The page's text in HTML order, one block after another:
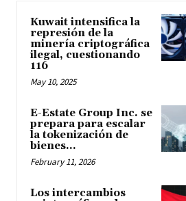
Kuwait intensifica la
represión de la
minería criptográfica
ilegal, cuestionando
116
May 10, 2025
E-Estate Group Inc. se
prepara para escalar
la tokenización de
bienes...
February 11, 2026
Los intercambios